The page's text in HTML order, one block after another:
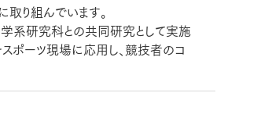
取り組んでいます。
系研究科との共同研究として実施
ポーツ現場に応用し、競技者のコ